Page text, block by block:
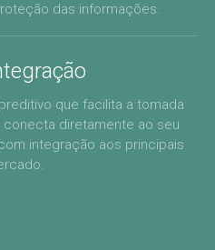
das informações.
que facilita a tomada
diretamente ao seu
integração aos principais